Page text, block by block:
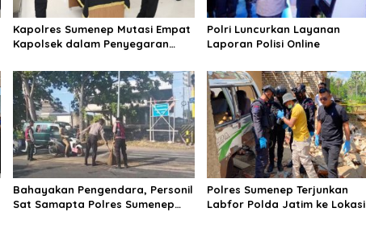
Kapolres Sumenep Mutasi Empat
Kapolsek dalam Penyegaran
Polri Luncurkan Layanan
Laporan Polisi Online
Bahayakan Pengendara, Personil
Sat Samapta Polres Sumenep
Polres Sumenep Terjunkan
Labfor Polda Jatim ke Lokasi